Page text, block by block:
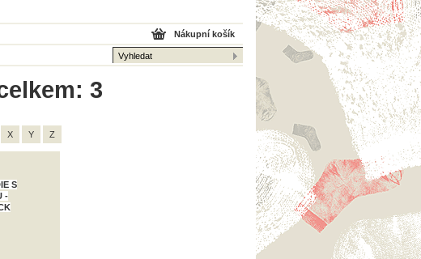
Nákupní košík
3
X Y Z
S
-